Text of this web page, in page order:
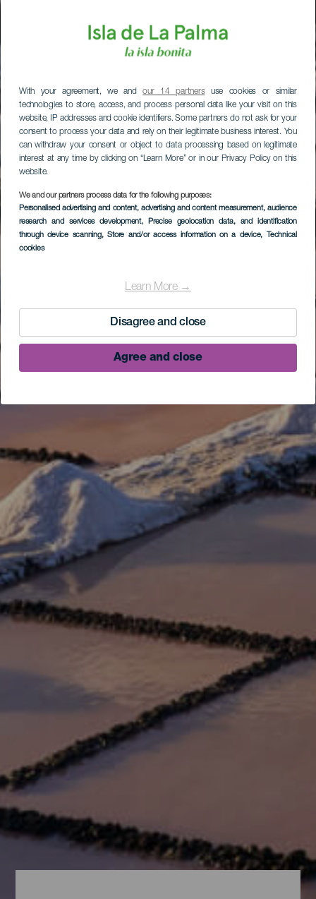
With your agreement, we andour 14 partnersuse cookies or similar
technologies to store, access, and process personal data like your visit on this
website, IP addresses and cookie identifiers. Some partners do not ask for your
consent to process your data and rely on their legitimate business interest. You
can withdraw your consent or object to data processing based on legitimate
interest at any time by clicking on “Learn More” or in our Privacy Policy on this
website.
We and our partners process data for the following purposes:
Personalised advertising and content, advertising and content measurement, audience
research and services development, Precise geolocation data, and identification
through device scanning, Store and/or access information on a device, Technical
cookies
Learn More →
Disagree and close
Agree and close